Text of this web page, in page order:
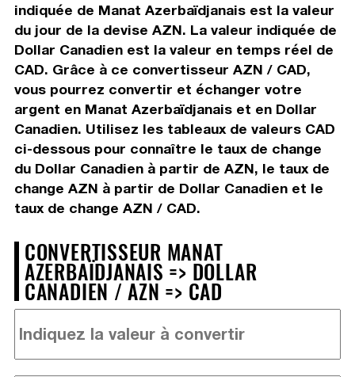
indiquée de Manat Azerbaïdjanais est la valeur
du jour de la devise AZN. La valeur indiquée de
Dollar Canadien est la valeur en temps réel de
CAD. Grâce à ce convertisseur AZN / CAD,
vous pourrez convertir et échanger votre
argent en Manat Azerbaïdjanais et en Dollar
Canadien. Utilisez les tableaux de valeurs CAD
ci-dessous pour connaître le taux de change
du Dollar Canadien à partir de AZN, le taux de
change AZN à partir de Dollar Canadien et le
taux de change AZN / CAD.
CONVERTISSEUR MANAT
AZERBAÏDJANAIS => DOLLAR
CANADIEN / AZN => CAD